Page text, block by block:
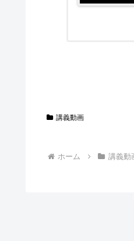
講義動画
ホーム 講義動